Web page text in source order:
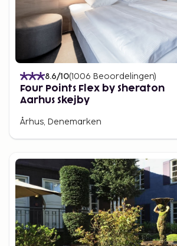
8.6/10(1006 Beoordelingen)
Four Points Flex by Sheraton
Aarhus Skejby
Århus, Denemarken